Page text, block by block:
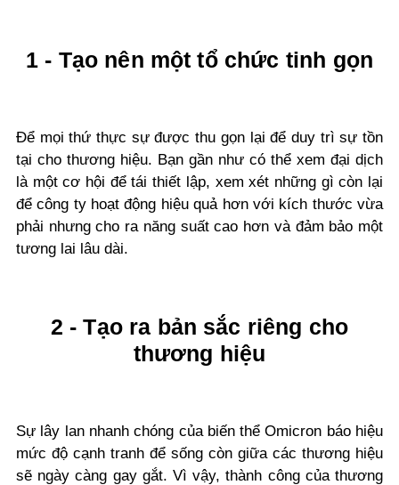
1 - Tạo nên một tổ chức tinh gọn
Để mọi thứ thực sự được thu gọn lại để duy trì sự tồn
tại cho thương hiệu. Bạn gần như có thể xem đại dịch
là một cơ hội để tái thiết lập, xem xét những gì còn lại
để công ty hoạt động hiệu quả hơn với kích thước vừa
phải nhưng cho ra năng suất cao hơn và đảm bảo một
tương lai lâu dài.
2 - Tạo ra bản sắc riêng cho
thương hiệu
Sự lây lan nhanh chóng của biến thể Omicron báo hiệu
mức độ cạnh tranh để sống còn giữa các thương hiệu
sẽ ngày càng gay gắt. Vì vậy, thành công của thương